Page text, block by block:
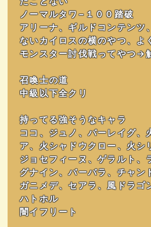
ノーマルタワ−１００踏破
アリーナ、ギルドコンテンツ
ないカイロスの横のやつ、よ
モンスター討伐戦ってやつ→
召喚士の道
中級以下全クリ
持ってる強そうなキャラ
ココ、ジュノ、バーレイグ、
ア、火シャドウクロー、火シ
ジョセフィーヌ、ゲラルト、
グナイン、バーバラ、チャン
ガニメデ、セアラ、風ドラゴ
ハトホル
闇イフリート